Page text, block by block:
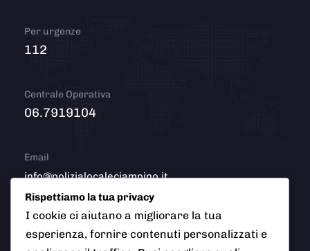
Per urgenze
112
Centrale Operativa
06.7919104
Email
info@polizialocaleciampino.it
© 2026 Polizia Locale del Comune di Ciampino (Roma). Tutti
Rispettiamo la tua privacy
I cookie ci aiutano a migliorare la tua
esperienza, fornire contenuti personalizzati e